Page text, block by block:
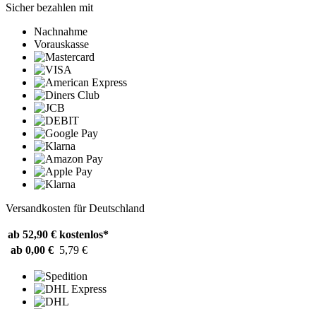
Sicher bezahlen mit
Nachnahme
Vorauskasse
Versandkosten für Deutschland
ab 52,90 € kostenlos*
ab 0,00 € 5,79 €